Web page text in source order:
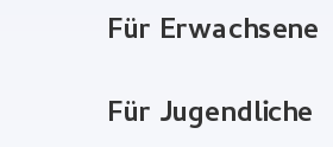
Für Erwachsene
Für Jugendliche